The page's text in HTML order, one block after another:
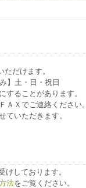
ただけます。
】土・日・祝日
することがあります。
ＡＸでご連絡ください
ていただきます。
けしております。
法をご覧ください。